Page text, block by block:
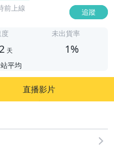
前上線 追蹤
天
平均
未出貨率
1%
直播影片